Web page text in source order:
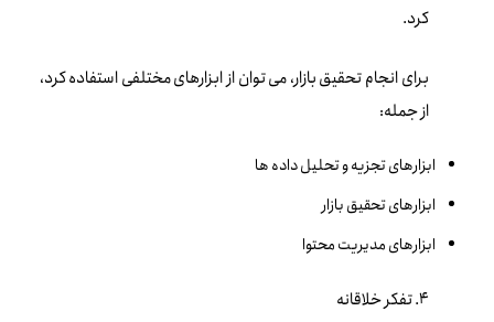
کرد.
برای انجام تحقیق بازار، می توان از ابزارهای مختلفی استفاده کرد،
از جمله:
ابزارهای تجزیه و تحلیل داده ها
ابزارهای تحقیق بازار
ابزارهای مدیریت محتوا
4. تفکر خلاقانه